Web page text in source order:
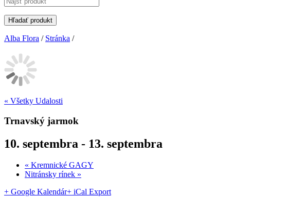
Alba Flora / Stránka /
« Všetky Udalosti
Trnavský jarmok
10. septembra - 13. septembra
« Kremnické GAGY
Nitránsky rínek »
+ Google Kalendár+ iCal Export